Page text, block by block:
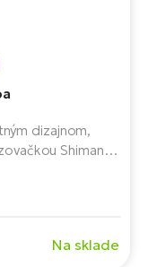
dizajnom,
Shimano
Na sklade